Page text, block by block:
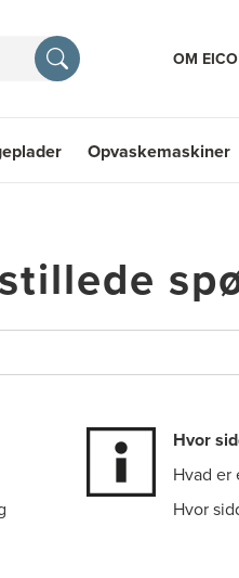
OM EICO
Opvaskemaskiner
Hvor
Hvad
Hvor